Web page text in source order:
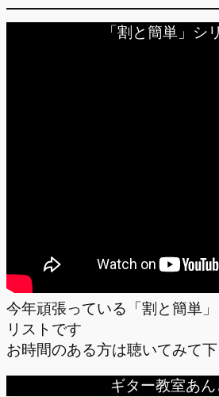
「割と簡単」シ
今年頑張っている「割と簡単
リストです
お時間のある方は聴いてみて下
ギター教室あん